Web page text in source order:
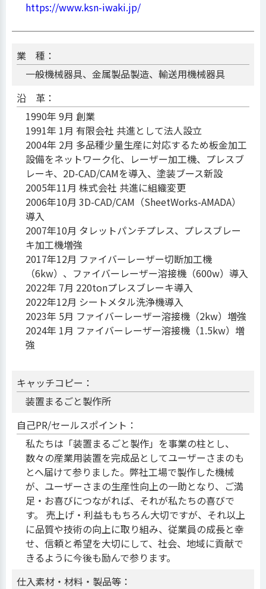
https://www.ksn-iwaki.jp/
業 種：
一般機械器具、金属製品製造、輸送用機械器具
沿 革：
1990年 9月 創業
1991年 1月 有限会社 共進として法人設立
2004年 2月 多品種少量生産に対応するため板金加工
設備をネットワーク化、レーザー加工機、プレスブ
レーキ、2D-CAD/CAMを導入、塗装ブース新設
2005年11月 株式会社 共進に組織変更
2006年10月 3D-CAD/CAM（SheetWorks-AMADA）
導入
2007年10月 タレットパンチプレス、プレスブレー
キ加工機増強
2017年12月 ファイバーレーザー切断加工機
（6kw）、ファイバーレーザー溶接機（600w）導入
2022年 7月 220tonプレスブレーキ導入
2022年12月 シートメタル洗浄機導入
2023年 5月 ファイバーレーザー溶接機（2kw）増強
2024年 1月 ファイバーレーザー溶接機（1.5kw）増
強
キャッチコピー：
装置まるごと製作所
自己PR/セールスポイント：
私たちは「装置まるごと製作」を事業の柱とし、
数々の産業用装置を完成品としてユーザーさまのも
とへ届けて参りました。弊社工場で製作した機械
が、ユーザーさまの生産性向上の一助となり、ご満
足・お喜びにつながれば、それが私たちの喜びで
す。 売上げ・利益ももちろん大切ですが、それ以上
に品質や技術の向上に取り組み、従業員の成長と幸
せ、信頼と希望を大切にして、社会、地域に貢献で
きるように今後も励んで参ります。
仕入素材・材料・製品等：